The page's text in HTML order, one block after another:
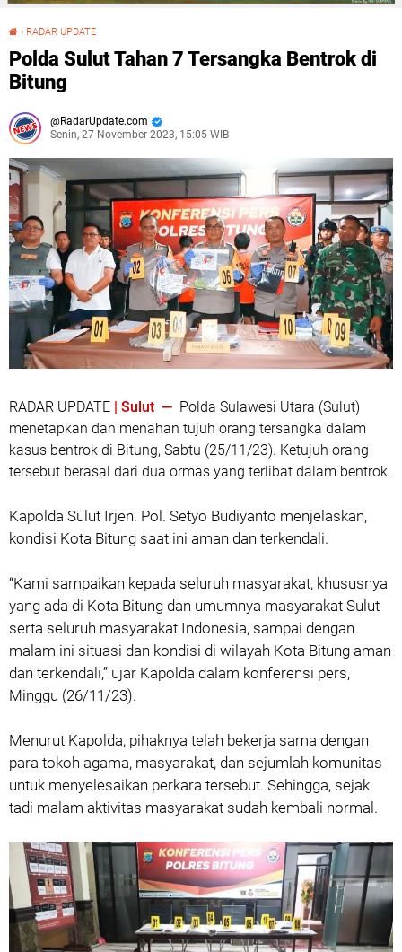
› RADAR UPDATE
Polda Sulut Tahan 7 Tersangka Bentrok di
Bitung
RadarUpdate.com
Senin, 27 November 2023, 15:05 WIB
RADAR UPDATE | Sulut — Polda Sulawesi Utara (Sulut)
menetapkan dan menahan tujuh orang tersangka dalam
kasus bentrok di Bitung, Sabtu (25/11/23). Ketujuh orang
tersebut berasal dari dua ormas yang terlibat dalam bentrok.
Kapolda Sulut Irjen. Pol. Setyo Budiyanto menjelaskan,
kondisi Kota Bitung saat ini aman dan terkendali.
“Kami sampaikan kepada seluruh masyarakat, khususnya
yang ada di Kota Bitung dan umumnya masyarakat Sulut
serta seluruh masyarakat Indonesia, sampai dengan
malam ini situasi dan kondisi di wilayah Kota Bitung aman
dan terkendali,” ujar Kapolda dalam konferensi pers,
Minggu (26/11/23).
Menurut Kapolda, pihaknya telah bekerja sama dengan
para tokoh agama, masyarakat, dan sejumlah komunitas
untuk menyelesaikan perkara tersebut. Sehingga, sejak
tadi malam aktivitas masyarakat sudah kembali normal.